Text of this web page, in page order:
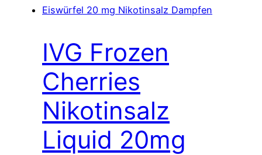
IVG Frozen
Cherries
Nikotinsalz
Liquid 20mg